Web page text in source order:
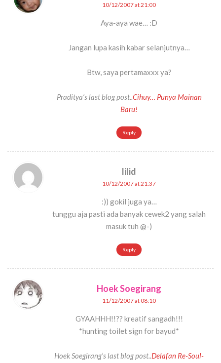
10/12/2007 at 21:00
Aya-aya wae… :D
Jangan lupa kasih kabar selanjutnya…
Btw, saya pertamaxxx ya?
Praditya’s last blog post..Cihuy… Punya Mainan
Baru!
Reply
lilid
10/12/2007 at 21:37
:)) gokil juga ya…
tunggu aja pasti ada banyak cewek2 yang salah
masuk tuh @-)
Reply
Hoek Soegirang
11/12/2007 at 08:10
GYAAHHH!!?? kreatif sangadh!!!
*hunting toilet sign for bayud*
Hoek Soegirang’s last blog post..Delafan Re-Soul-